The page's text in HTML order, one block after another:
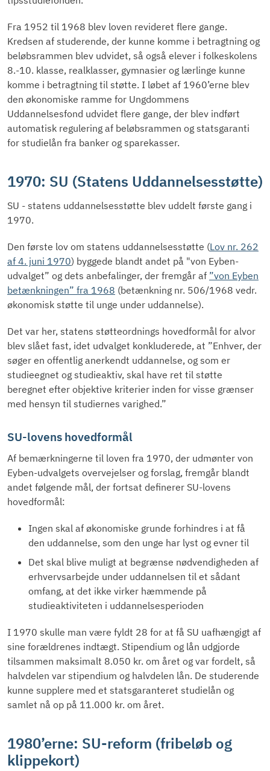
Fra 1952 til 1968 blev loven revideret flere gange.
Kredsen af studerende, der kunne komme i betragtning og
beløbsrammen blev udvidet, så også elever i folkeskolens
8.-10. klasse, realklasser, gymnasier og lærlinge kunne
komme i betragtning til støtte. I løbet af 1960’erne blev
den økonomiske ramme for Ungdommens
Uddannelsesfond udvidet flere gange, der blev indført
automatisk regulering af beløbsrammen og statsgaranti
for studielån fra banker og sparekasser.
1970: SU (Statens Uddannelsesstøtte)
SU - statens uddannelsesstøtte blev uddelt første gang i
1970.
Den første lov om statens uddannelsesstøtte (Lov nr. 262
af 4. juni 1970) byggede blandt andet på "von Eyben-
udvalget” og dets anbefalinger, der fremgår af ”von Eyben
betænkningen” fra 1968 (betænkning nr. 506/1968 vedr.
økonomisk støtte til unge under uddannelse).
Det var her, statens støtteordnings hovedformål for alvor
blev slået fast, idet udvalget konkluderede, at ”Enhver, der
søger en offentlig anerkendt uddannelse, og som er
studieegnet og studieaktiv, skal have ret til støtte
beregnet efter objektive kriterier inden for visse grænser
med hensyn til studiernes varighed.”
SU-lovens hovedformål
Af bemærkningerne til loven fra 1970, der udmønter von
Eyben-udvalgets overvejelser og forslag, fremgår blandt
andet følgende mål, der fortsat definerer SU-lovens
hovedformål:
Ingen skal af økonomiske grunde forhindres i at få
den uddannelse, som den unge har lyst og evner til
Det skal blive muligt at begrænse nødvendigheden af
erhvervsarbejde under uddannelsen til et sådant
omfang, at det ikke virker hæmmende på
studieaktiviteten i uddannelsesperioden
I 1970 skulle man være fyldt 28 for at få SU uafhængigt af
sine forældrenes indtægt. Stipendium og lån udgjorde
tilsammen maksimalt 8.050 kr. om året og var fordelt, så
halvdelen var stipendium og halvdelen lån. De studerende
kunne supplere med et statsgaranteret studielån og
samlet nå op på 11.000 kr. om året.
1980’erne: SU-reform (fribeløb og
klippekort)